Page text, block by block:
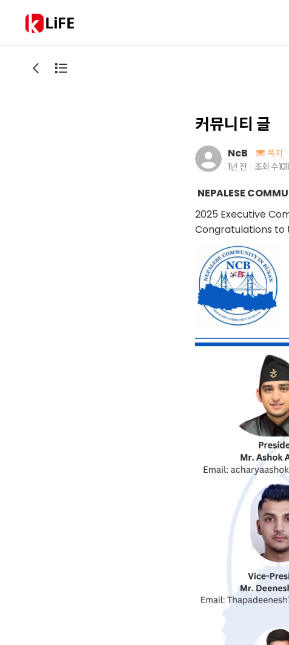
LiFE
커뮤니티 글
NcB
쪽지
1년 전
조회 수
NEPALESE
2025 Executive
Congratulations to